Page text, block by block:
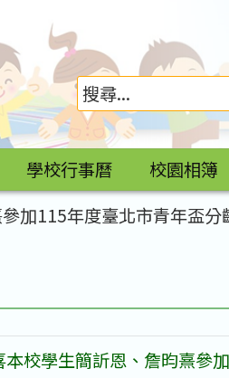
學校行事曆 校園相簿
加115年度臺北市青年盃分
本校學生簡訢恩、詹昀熹參